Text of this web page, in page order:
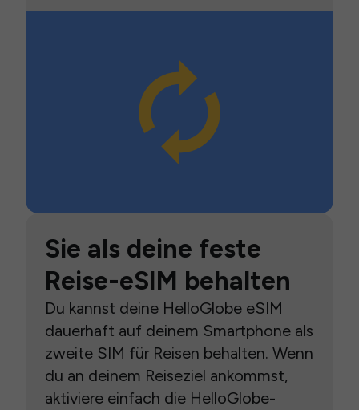
Sie als deine feste
Reise-eSIM behalten
Du kannst deine HelloGlobe eSIM
dauerhaft auf deinem Smartphone als
zweite SIM für Reisen behalten. Wenn
du an deinem Reiseziel ankommst,
aktiviere einfach die HelloGlobe-